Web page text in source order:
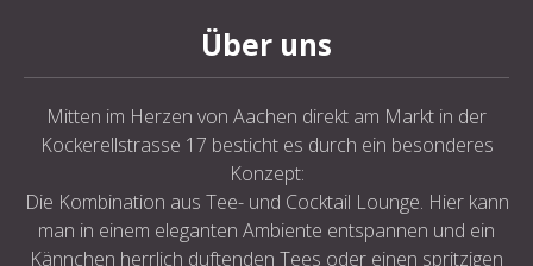
Über uns
Mitten im Herzen von Aachen direkt am Markt in der
Kockerellstrasse 17 besticht es durch ein besonderes
Konzept:
Die Kombination aus Tee- und Cocktail Lounge. Hier kann
man in einem eleganten Ambiente entspannen und ein
Kännchen herrlich duftenden Tees oder einen spritzigen